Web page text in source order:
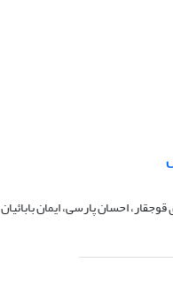
احسان پارسی، ایمان بابائیان